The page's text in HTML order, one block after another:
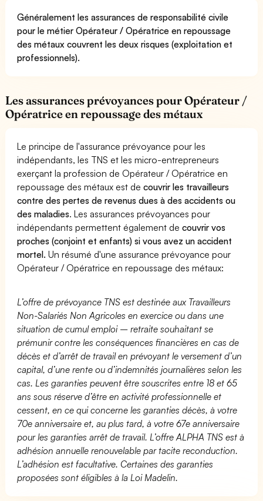
Généralement les assurances de responsabilité civile
pour le métier Opérateur / Opératrice en repoussage
des métaux couvrent les deux risques (exploitation et
professionnels).
Les assurances prévoyances pour Opérateur /
Opératrice en repoussage des métaux
Le principe de l'assurance prévoyance pour les
indépendants, les TNS et les micro-entrepreneurs
exerçant la profession de Opérateur / Opératrice en
repoussage des métaux est decouvrir les travailleurs
contre des pertes de revenus dues à des accidents ou
des maladies. Les assurances prévoyances pour
indépendants permettent également decouvrir vos
proches (conjoint et enfants) si vous avez un accident
mortel. Un résumé d'une assurance prévoyance pour
Opérateur / Opératrice en repoussage des métaux:
L’offre de prévoyance TNS est destinée aux Travailleurs
Non-Salariés Non Agricoles en exercice ou dans une
situation de cumul emploi – retraite souhaitant se
prémunir contre les conséquences financières en cas de
décès et d’arrêt de travail en prévoyant le versement d’un
capital, d’une rente ou d’indemnités journalières selon les
cas. Les garanties peuvent être souscrites entre 18 et 65
ans sous réserve d’être en activité professionnelle et
cessent, en ce qui concerne les garanties décès, à votre
70e anniversaire et, au plus tard, à votre 67e anniversaire
pour les garanties arrêt de travail. L’offre ALPHA TNS est à
adhésion annuelle renouvelable par tacite reconduction.
L’adhésion est facultative. Certaines des garanties
proposées sont éligibles à la Loi Madelin.